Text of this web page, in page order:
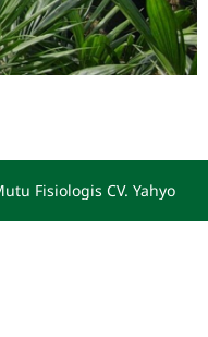
Fisiologis CV. Yahyo